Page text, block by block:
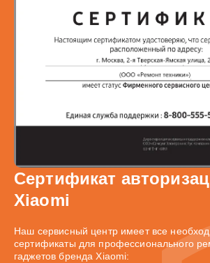
Сертификат
Xiaomi
Наш сервисный центр имеет все
сертификаты для профессионального
гаджетов бренда Xiaomi: